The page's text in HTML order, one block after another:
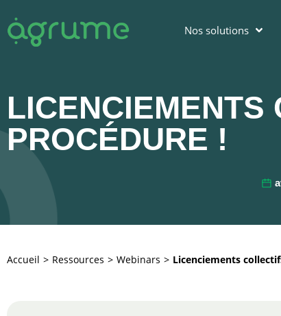
Nos solutions
LICENCIEMENTS
PROCÉDURE !
Accueil Ressources Webinars Licenciements